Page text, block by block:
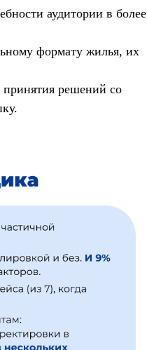
аудитории в более
формату жилья, их
принятия решений со